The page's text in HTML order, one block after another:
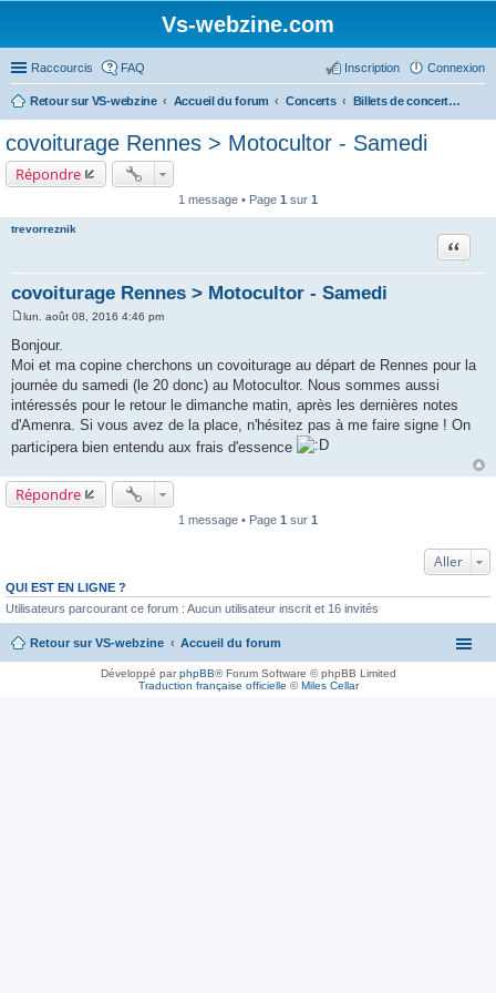
Vs-webzine.com
Raccourcis FAQ Connexion
Inscription
Retour sur VS-webzine Accueil du forum Concerts Billets de concerts et Covoiturages, Infos générales sur les concerts
covoiturage Rennes > Motocultor - Samedi
Répondre
1 message • Page 1 sur 1
trevorreznik
covoiturage Rennes > Motocultor - Samedi
Citer
s
s
g
e
lun. août 08, 2016 4:46 pm
Bonjour.
Moi et ma copine cherchons un covoiturage au départ de Rennes pour la
journée du samedi (le 20 donc) au Motocultor. Nous sommes aussi
intéressés pour le retour le dimanche matin, après les dernières notes
d'Amenra. Si vous avez de la place, n'hésitez pas à me faire signe ! On
participera bien entendu aux frais d'essence
Répondre
1 message • Page 1 sur 1
Aller
QUI EST EN LIGNE ?
Utilisateurs parcourant ce forum : Aucun utilisateur inscrit et 16 invités
Retour sur VS-webzine Accueil du forum
Développé parphpBB® Forum Software © phpBB Limited
Traduction française officielle ©Miles Cellar